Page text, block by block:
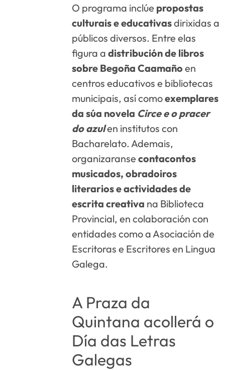
O programa inclúe propostas
culturais e educativasdirixidas a
públicos diversos. Entre elas
figura adistribución de libros
sobre Begoña Caamaño en
centros educativos e bibliotecas
municipais, así comoexemplares
da súa novela Circe e o pracer
do azulen institutos con
Bacharelato. Ademais,
organizaransecontacontos
musicados, obradoiros
literarios e actividades de
escrita creativa na Biblioteca
Provincial, en colaboración con
entidades como a Asociación de
Escritoras e Escritores en Lingua
Galega.
A Praza da
Quintana acollerá o
Día das Letras
Galegas